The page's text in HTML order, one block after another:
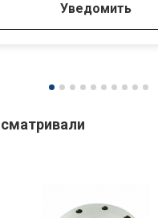
Уведомить